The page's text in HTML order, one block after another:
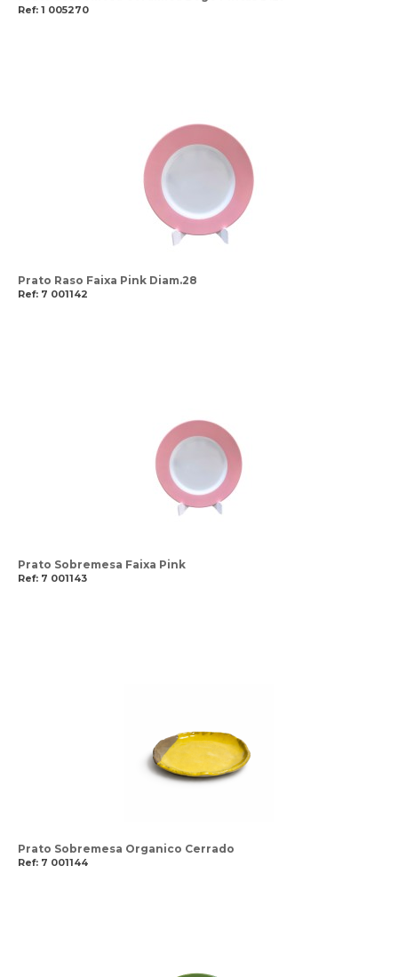
Ref: 1 005270
Prato Raso Faixa Pink Diam.28
Ref: 7 001142
Prato Sobremesa Faixa Pink
Ref: 7 001143
Prato Sobremesa Organico Cerrado
Ref: 7 001144